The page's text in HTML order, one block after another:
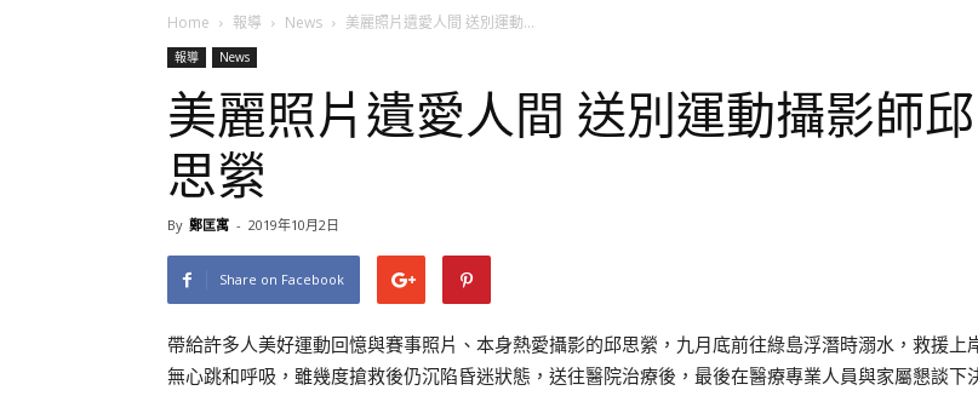
Home 報導 News 美麗照片遺愛人間 送別運動...
報導 News
美麗照片遺愛人間 送別運動攝影師邱
思縈
By 鄭匡寓 - 2019年10月2日
Share on Facebook
帶給許多人美好運動回憶與賽事照片、本身熱愛攝影的邱思縈，九月底前往綠島浮潛時溺水，救援上
無心跳和呼吸，雖幾度搶救後仍沉陷昏迷狀態，送往醫院治療後，最後在醫療專業人員與家屬懇談下